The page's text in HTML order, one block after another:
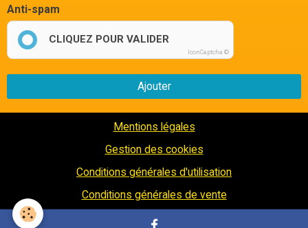
Anti-spam
CLIQUEZ POUR VALIDER
IconCaptcha ©
Ajouter
Mentions légales
Gestion des cookies
Conditions générales d'utilisation
Conditions générales de vente